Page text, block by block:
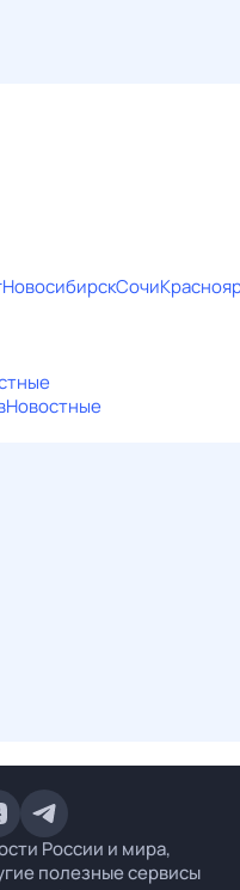
НовосибирскСочи
Новостные
России и мира,
полезные сервисы